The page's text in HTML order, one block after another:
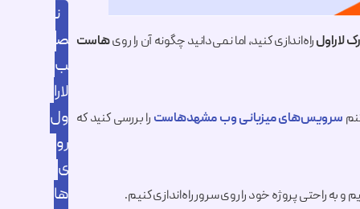
لاراولراه‌اندازی کنید، اما نمی‌دانید چگونه آن را رویهاست
سرویس‌های میزبانی وب مشهدهاست را بررسی کنید که
و به راحتی پروژه خود را روی سرور راه‌اندازی کنیم.
ن
ص
ب
لارا
ول
رو
ی
ها